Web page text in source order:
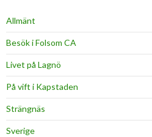
Allmänt
Besök i Folsom CA
Livet på Lagnö
På vift i Kapstaden
Strängnäs
Sverige